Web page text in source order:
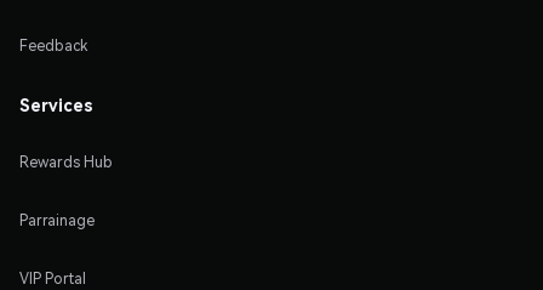
Feedback
Services
Rewards Hub
Parrainage
VIP Portal